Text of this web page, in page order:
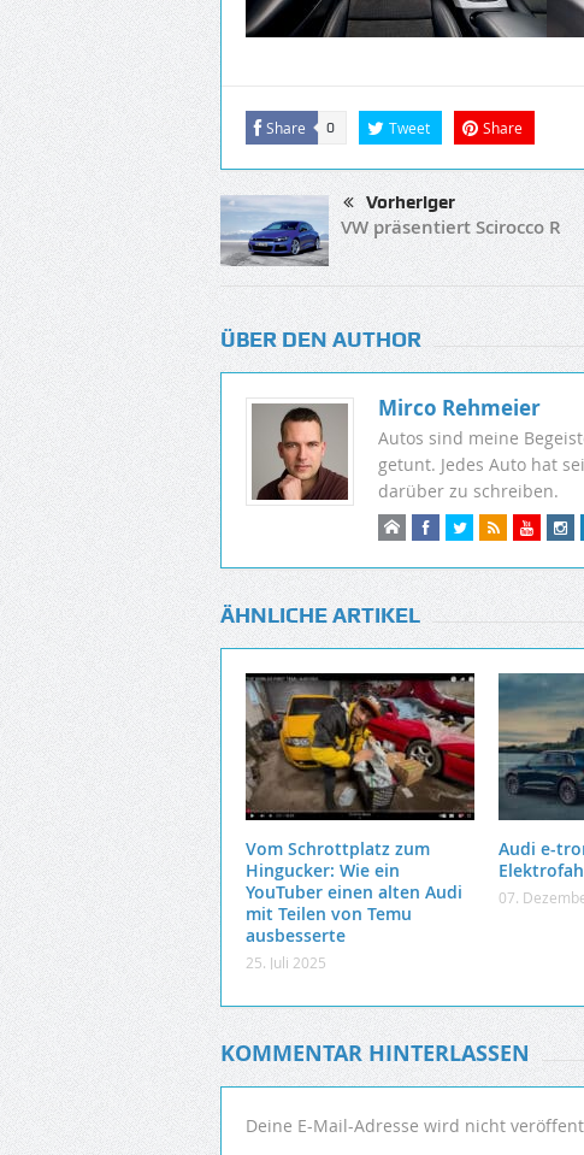
Share 0 Tweet Share
Vorheriger
VW präsentiert Scirocco R
ÜBER DEN AUTHOR
Mirco Rehmeier
Autos sind meine
getunt. Jedes Auto hat
darüber zu schreiben.
ÄHNLICHE ARTIKEL
Vom Schrottplatz zum
Hingucker: Wie ein
YouTuber einen alten Audi
mit Teilen von Temu
ausbesserte
25. Juli 2025
Audi e-
07.
KOMMENTAR HINTERLASSEN
Deine E-Mail-Adresse wird nicht